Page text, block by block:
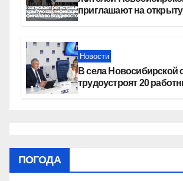
приглашают на
Новости
В села Новосибирской
трудоустроят 20
ПОГОДА